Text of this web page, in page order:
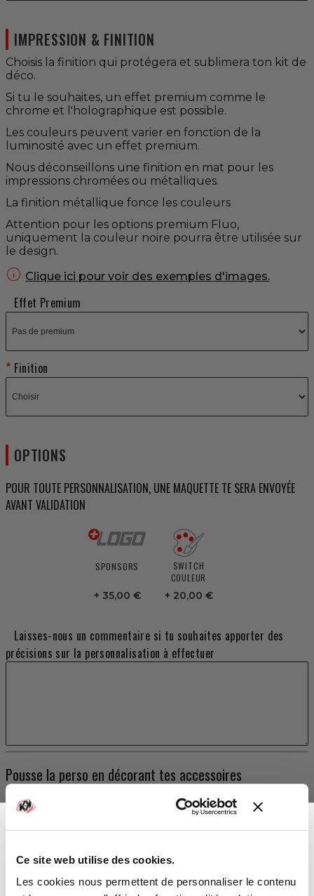
Ce site web utilise des cookies.
Les cookies nous permettent de personnaliser le contenu
IMPRESSION & FINITION
Choisis la finition qui protégera et sublimera ton kit de
déco.
Si tu le souhaites, un effet premium comme le
chrome et l'holographique est possible.
Les couleurs peuvent varier en fonction de la
luminosité avec un effet premium.
Nous déconseillons une finition en mat pour les
impressions chromées ou métalliques.
La finition métallique fonce les couleurs
Attention pour les options premium Fluo,
uniquement la couleur noire pourra être utilisée sur
le design.
 Clique ici pour voir des exemples d'images.
Effet Premium
Finition
OPTIONS
POUR TOUTE PERSONNALISATION, UNE MAQUETTE TE SERA ENVOYÉE
AVANT VALIDATION
SPONSORS
35,00 €
SWITCH
COULEUR
20,00 €
Laisses-nous un commentaire si tu souhaites apporter des
précisions sur la personnalisation à effectuer
Pousse la perso en décorant tes accessoires
STICKERS D'AILE
Extensions d'ailes origines YAMAHA 179,00 €
TOTAL